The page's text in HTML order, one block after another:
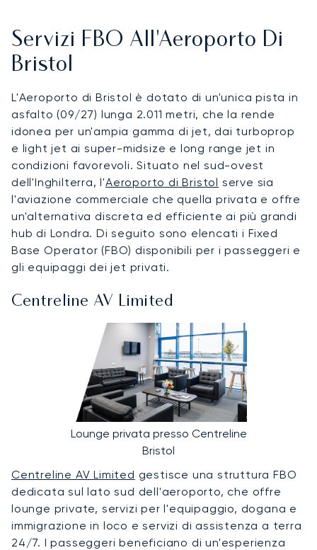
Servizi FBO All'Aeroporto Di
Bristol
L'Aeroporto di Bristol è dotato di un'unica pista in
asfalto (09/27) lunga 2.011 metri, che la rende
idonea per un'ampia gamma di jet, dai turboprop
e light jet ai super-midsize e long range jet in
condizioni favorevoli. Situato nel sud-ovest
dell'Inghilterra, l'Aeroporto di Bristol serve sia
l'aviazione commerciale che quella privata e offre
un'alternativa discreta ed efficiente ai più grandi
hub di Londra. Di seguito sono elencati i Fixed
Base Operator (FBO) disponibili per i passeggeri e
gli equipaggi dei jet privati.
Centreline AV Limited
Lounge privata presso Centreline
Bristol
Centreline AV Limited gestisce una struttura FBO
dedicata sul lato sud dell'aeroporto, che offre
lounge private, servizi per l'equipaggio, dogana e
immigrazione in loco e servizi di assistenza a terra
24/7. I passeggeri beneficiano di un'esperienza